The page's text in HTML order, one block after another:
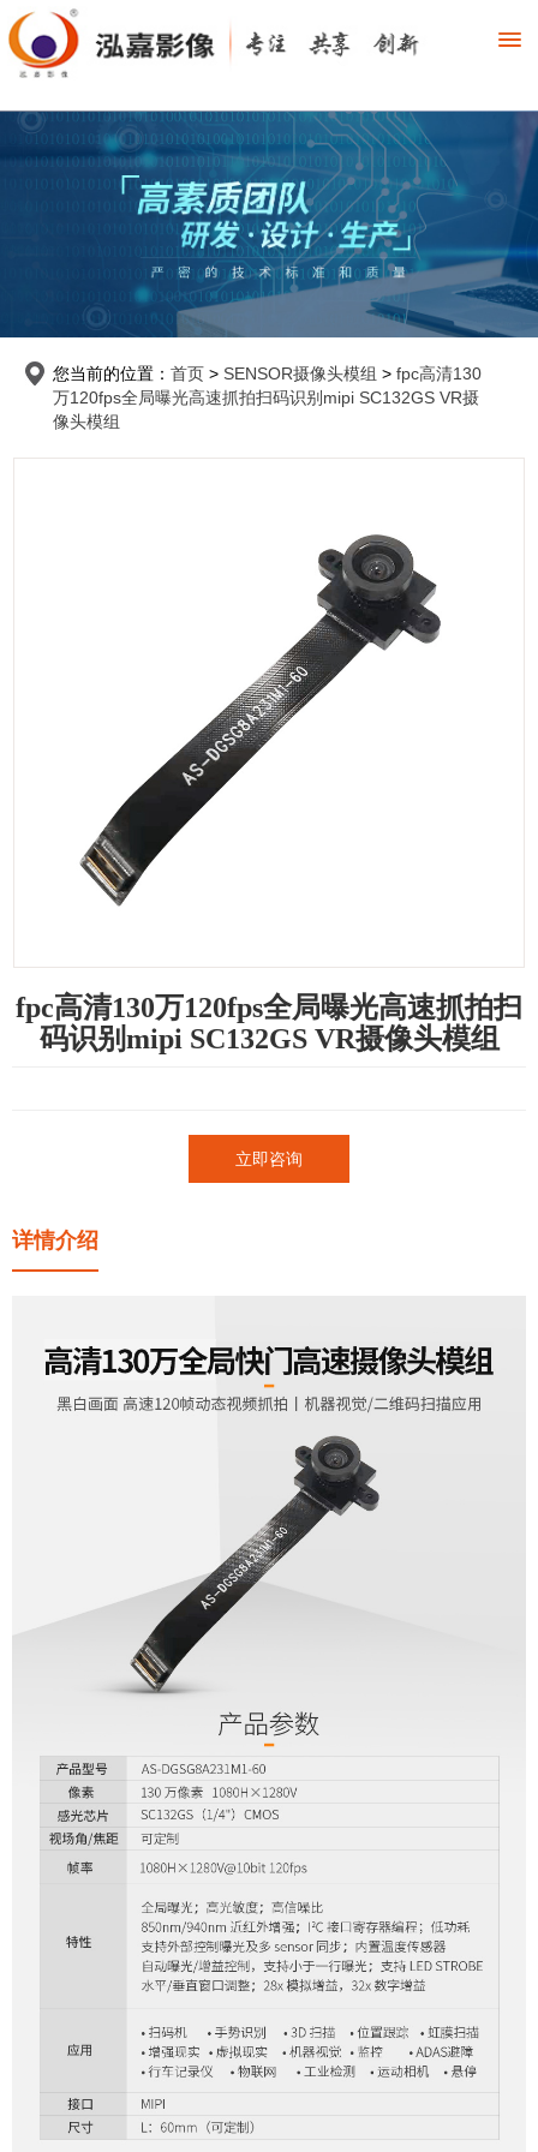
您当前的位置： 首页 > SENSOR摄像头模组 > fpc高清130
万120fps全局曝光高速抓拍扫码识别mipi SC132GS VR摄
像头模组
fpc高清130万120fps全局曝光高速抓拍扫
码识别mipi SC132GS VR摄像头模组
立即咨询
详情介绍